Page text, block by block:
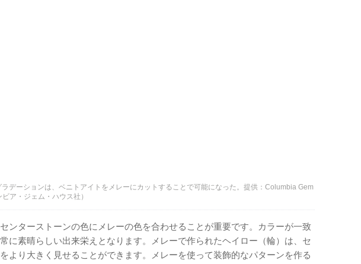
デーションは、ベニトアイトをメレーにカットすることで可能になった。提供：Columbia Gem
ア・ジェム・ハウス社）
ンターストーンの色にメレーの色を合わせることが重要です。カラーが一致
に素晴らしい出来栄えとなります。メレーで作られたヘイロー（輪）は、セ
より大きく見せることができます。メレーを使って装飾的なパターンを作る